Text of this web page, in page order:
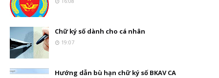
Chữ ký số dành cho cá nhân
19:07
Hướng dẫn bù hạn chữ ký số BKAV CA